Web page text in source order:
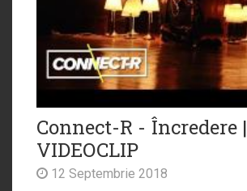
Connect-R - Încredere |
VIDEOCLIP
12 Septembrie 2018